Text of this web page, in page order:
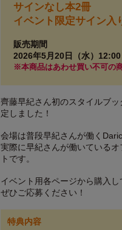
サインなし本2冊
イベント限定サイン入
販売期間
2026年5月20日（水）
※本商品はあわせ買い不可の
齊藤早紀さん初のスタイルブ
定しました！
会場は普段早紀さんが働く
実際に早紀さんが働いている
トです。
イベント用各ページから購入
ぜひご応募ください！
特典内容